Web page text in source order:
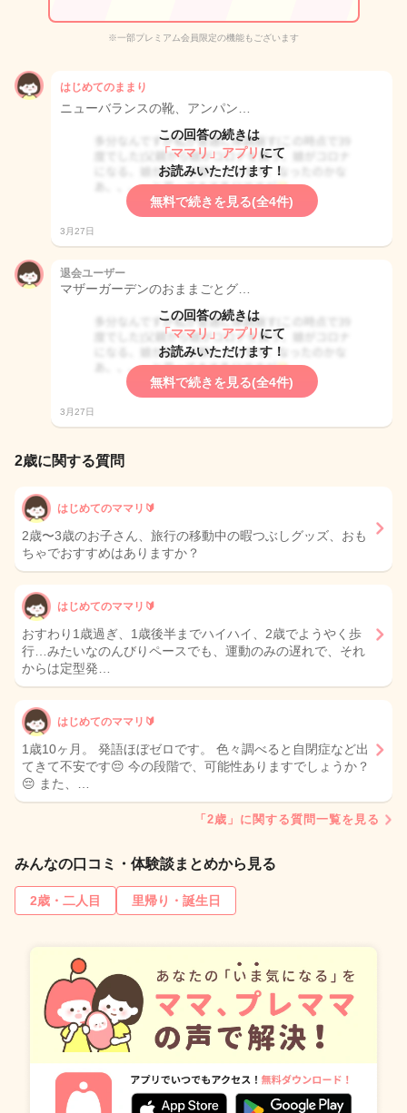
※一部プレミアム会員限定の機能もございます
はじめてのままり
ニューバランスの靴、アンパン…
この回答の続きは
「ママリ」アプリ にて
お読みいただけます！
無料で続きを見る(全4件)
3月27日
退会ユーザー
マザーガーデンのおままごとグ…
この回答の続きは
「ママリ」アプリ にて
お読みいただけます！
無料で続きを見る(全4件)
3月27日
2歳に関する質問
はじめてのママリ🔰
2歳〜3歳のお子さん、旅行の移動中の暇つぶしグッズ、おも
ちゃでおすすめはありますか？
はじめてのママリ🔰
おすわり1歳過ぎ、1歳後半までハイハイ、2歳でようやく歩
行…みたいなのんびりペースでも、運動のみの遅れで、それ
からは定型発…
はじめてのママリ🔰
1歳10ヶ月。 発語ほぼゼロです。 色々調べると自閉症など出
てきて不安です😔 今の段階で、可能性ありますでしょうか？
😔 また、…
「2歳」に関する質問一覧を見る
みんなの口コミ・体験談まとめから見る
2歳・二人目 里帰り・誕生日